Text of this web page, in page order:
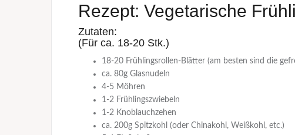
Rezept: Vegetarische
Zutaten:
(Für ca. 18-20 Stk.)
18-20 Frühlingsrollen-Blätter (am besten sind die
ca. 80g Glasnudeln
4-5 Möhren
1-2 Frühlingszwiebeln
1-2 Knoblauchzehen
ca. 200g Spitzkohl (oder Chinakohl, Weißkohl, etc.)